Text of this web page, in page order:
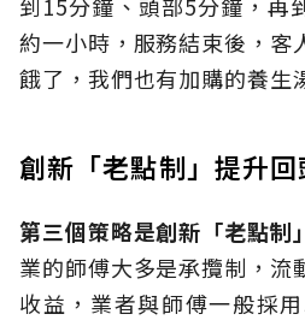
約一小時，服務結束後，客
餓了，我們也有加購的養生
創新「老點制」提升回
第三個策略是創新「老點制
業的師傅大多是承攬制，流
收益，業者與師傅一般採